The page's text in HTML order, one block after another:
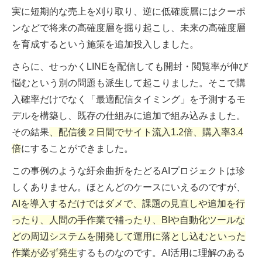
実に短期的な売上を刈り取り、逆に低確度層にはクーポ
ンなどで将来の高確度層を掘り起こし、未来の高確度層
を育成するという施策を追加投入しました。
さらに、せっかくLINEを配信しても開封・閲覧率が伸び
悩むという別の問題も派生して起こりました。そこで購
入確率だけでなく「最適配信タイミング」を予測するモ
デルを構築し、既存の仕組みに追加で組み込みました。
その結果
配信後２日間でサイト流入1.2倍、購入率3.4
倍にすることができました。
この事例のような紆余曲折をたどるAIプロジェクトは珍
しくありません。ほとんどのケースにいえるのですが、
AIを導入するだけではダメで、課題の見直しや追加を行
ったり、人間の手作業で補ったり、BIや自動化ツールな
どの周辺システムを開発して運用に落とし込むといった
作業が必ず発生する ものなのです。AI活用に理解のある